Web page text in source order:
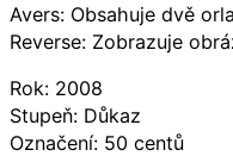
Avers: Obsahuje dvě
Reverse: Zobrazuje
Rok: 2008
Stupeň: Důkaz
Označení: 50 centů